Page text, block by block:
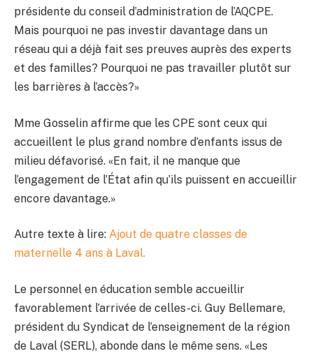
présidente du conseil d’administration de l’AQCPE.
Mais pourquoi ne pas investir davantage dans un
réseau qui a déjà fait ses preuves auprès des experts
et des familles? Pourquoi ne pas travailler plutôt sur
les barrières à l’accès?»
Mme Gosselin affirme que les CPE sont ceux qui
accueillent le plus grand nombre d’enfants issus de
milieu défavorisé. «En fait, il ne manque que
l’engagement de l’État afin qu’ils puissent en accueillir
encore davantage.»
Autre texte à lire: Ajout de quatre classes de
maternelle 4 ans à Laval.
Le personnel en éducation semble accueillir
favorablement l’arrivée de celles-ci. Guy Bellemare,
président du Syndicat de l’enseignement de la région
de Laval (SERL), abonde dans le même sens. «Les